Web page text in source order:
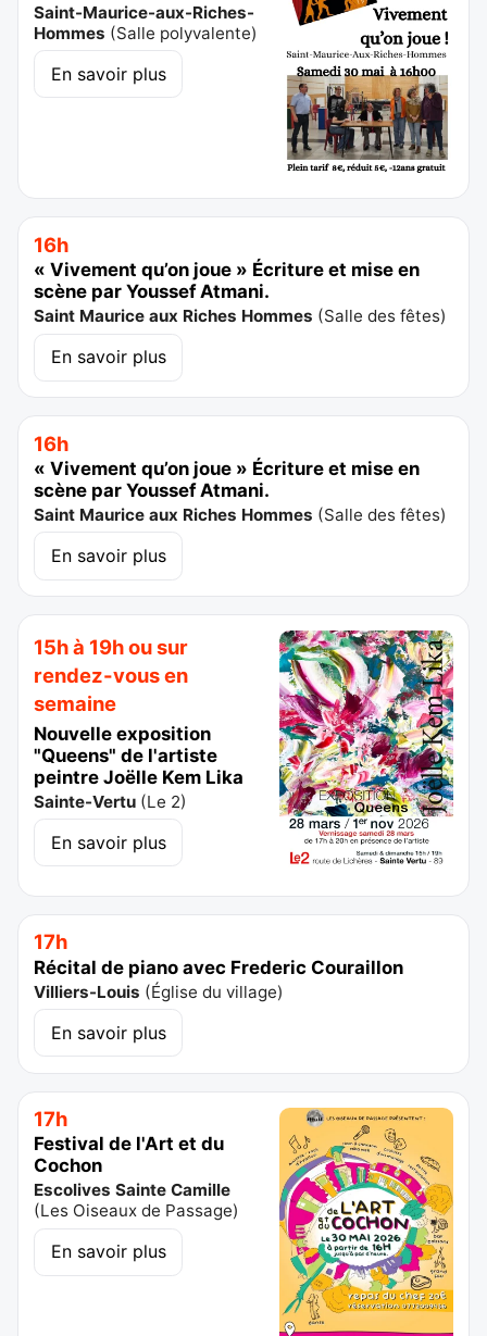
Saint-Maurice-aux-Riches-
Hommes (Salle polyvalente)
En savoir plus
16h
« Vivement qu’on joue » Écriture et mise en
scène par Youssef Atmani.
Saint Maurice aux Riches Hommes (Salle des fêtes)
En savoir plus
16h
« Vivement qu’on joue » Écriture et mise en
scène par Youssef Atmani.
Saint Maurice aux Riches Hommes (Salle des fêtes)
En savoir plus
15h à 19h ou sur
rendez-vous en
semaine
Nouvelle exposition
"Queens" de l'artiste
peintre Joëlle Kem Lika
Sainte-Vertu (Le 2)
En savoir plus
17h
Récital de piano avec Frederic Couraillon
Villiers-Louis (Église du village)
En savoir plus
17h
Festival de l'Art et du
Cochon
Escolives Sainte Camille
(Les Oiseaux de Passage)
En savoir plus